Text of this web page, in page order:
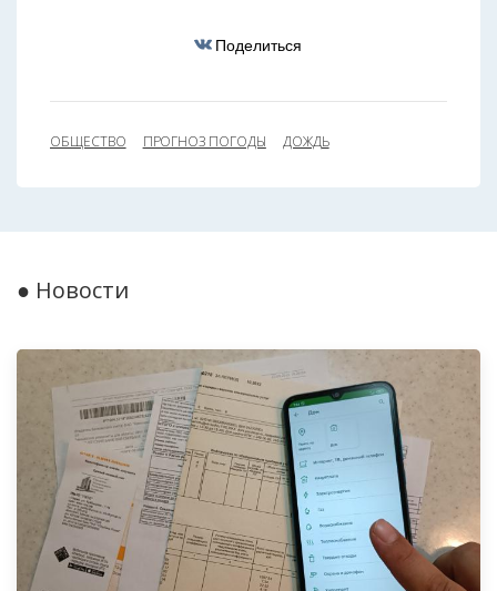
Поделиться
ОБЩЕСТВО ПРОГНОЗ ПОГОДЫ ДОЖДЬ
● Новости